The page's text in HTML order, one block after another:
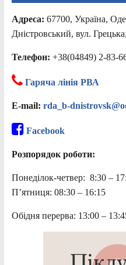
Адреса: 67700, Україна,
Дністровський, вул.
Телефон: +38(04849) 2-83-
Гаряча лінія РВА
E-mail: rda_b-
Facebook
Розпорядок роботи:
Понеділок-четвер: 8:30 –
П’ятниця: 08:30 – 16:15
Обідня перерва: 13:00 –